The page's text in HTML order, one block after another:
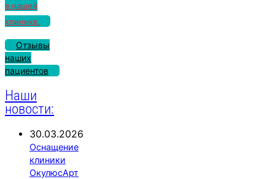
в нашей
клинике.
Отзывы
наших
пациентов
Наши
новости:
30.03.2026
Оснащение
клиники
ОкулюсАрт